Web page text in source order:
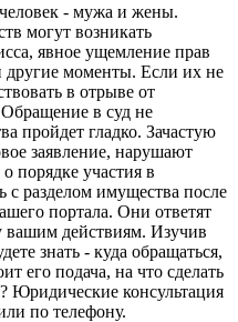
человек - мужа и жены.
могут возникать
явное ущемление прав
другие моменты. Если их не
в отрыве от
Обращение в суд не
пройдет гладко. Зачастую
заявление, нарушают
порядке участия в
с разделом имущества после
портала. Они ответят
вашим действиям. Изучив
знать - куда обращаться,
его подача, на что сделать
Юридические консультация
по телефону.